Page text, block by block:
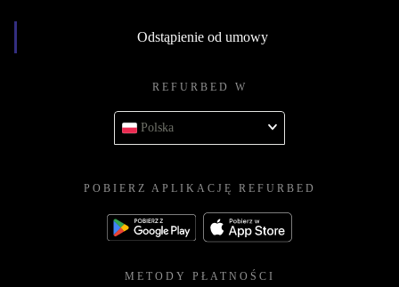
Odstąpienie od umowy
REFURBED W
Polska
POBIERZ APLIKACJĘ REFURBED
METODY PŁATNOŚCI